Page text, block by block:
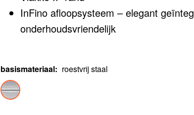
InFino afloopsysteem – elegant
onderhoudsvriendelijk
basismateriaal: roestvrij staal